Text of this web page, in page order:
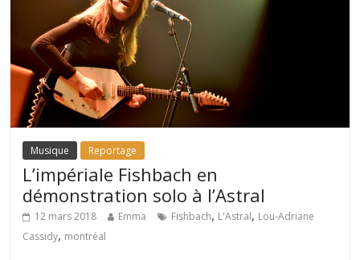
Musique Reportage
L’impériale Fishbach en
démonstration solo à l’Astral
12 mars 2018 Emma Fishbach, L'Astral, Lou-Adriane
Cassidy, montréal